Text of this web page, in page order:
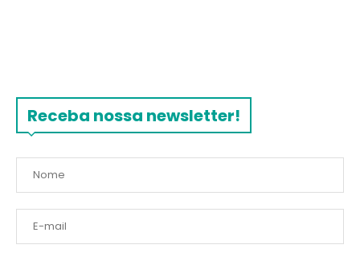
Receba nossa newsletter!